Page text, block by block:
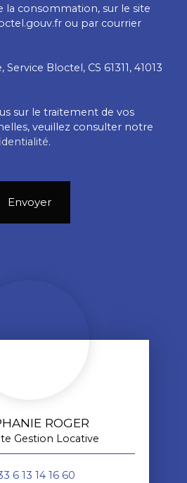
la consommation, sur le site
ou par courrier
Bloctel, CS 61311, 41013
sur le traitement de vos
veuillez consulter notre
.
Envoyer
ROGER
Gestion Locative
6 13 14 16 60